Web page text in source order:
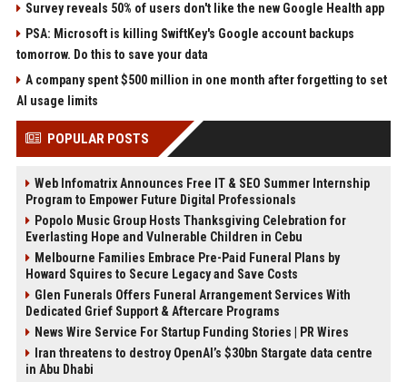
Survey reveals 50% of users don't like the new Google Health app
PSA: Microsoft is killing SwiftKey's Google account backups
tomorrow. Do this to save your data
A company spent $500 million in one month after forgetting to set
AI usage limits
POPULAR POSTS
Web Infomatrix Announces Free IT & SEO Summer Internship
Program to Empower Future Digital Professionals
Popolo Music Group Hosts Thanksgiving Celebration for
Everlasting Hope and Vulnerable Children in Cebu
Melbourne Families Embrace Pre-Paid Funeral Plans by
Howard Squires to Secure Legacy and Save Costs
Glen Funerals Offers Funeral Arrangement Services With
Dedicated Grief Support & Aftercare Programs
News Wire Service For Startup Funding Stories | PR Wires
Iran threatens to destroy OpenAI’s $30bn Stargate data centre
in Abu Dhabi